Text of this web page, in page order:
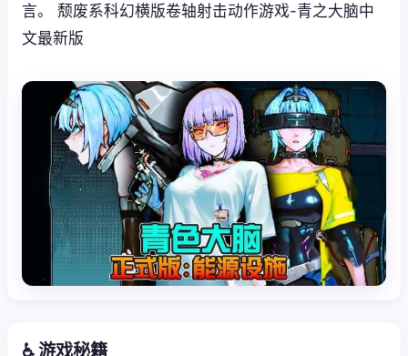
言。 颓废系科幻横版卷轴射击动作游戏-青之大脑中
文最新版
♿ 游戏秘籍